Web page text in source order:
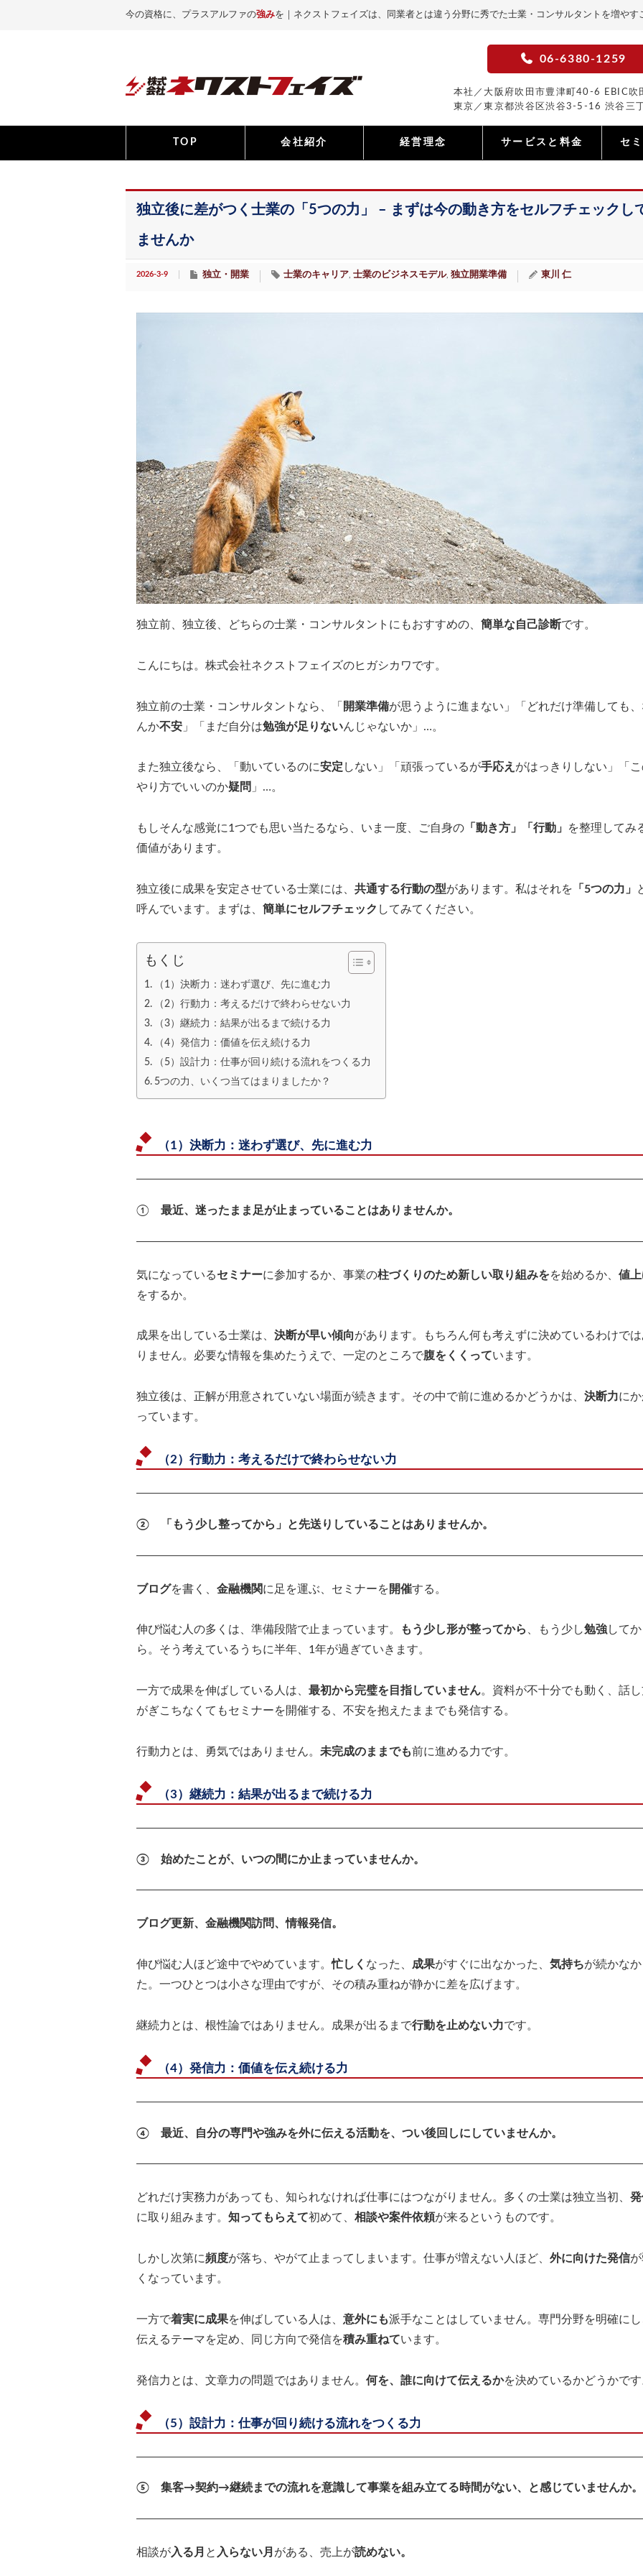
今の資格に、プラスアルファの強みを｜ネクストフェイズは、同業者とは違う分野に秀でた士業・コンサルタントを増や
06-6380-1259
本社／大阪府吹田市豊津町40-6 EBIC吹
東京／東京都渋谷区渋谷3-5-16 渋谷三
TOP 会社紹介 経営理念 サービスと料金 セ
独立後に差がつく士業の「5つの力」 – まずは今の動き方をセルフチェックし
ませんか
2026-3-9 独立・開業 士業のキャリア 士業のビジネスモデル, 独立開業準備 東川 仁
独立前、独立後、どちらの士業・コンサルタントにもおすすめの、 簡単な自己診断です。
こんにちは。株式会社ネクストフェイズのヒガシカワです。
独立前の士業・コンサルタントなら、「 開業準備が思うように進まない」「どれだけ準備しても
んか不安 」「まだ自分は勉強が足りないんじゃないか」…。
また独立後なら、「動いているのに安定 しない」「頑張っているが手応え がはっきりしない」「
やり方でいいのか疑問 」…。
もしそんな感覚に1つでも思い当たるなら、いま一度、ご自身の 「動き方」「行動」
を整理してみ
価値があります。
独立後に成果を安定させている士業には、 共通する行動の型があります。私はそれを 「5つの力」
呼んでいます。まずは、 簡単にセルフチェック してみてください。
もくじ
（1）決断力：迷わず選び、先に進む力
（2）行動力：考えるだけで終わらせない力
（3）継続力：結果が出るまで続ける力
（4）発信力：価値を伝え続ける力
（5）設計力：仕事が回り続ける流れをつくる力
5つの力、いくつ当てはまりましたか？
（1）決断力：迷わず選び、先に進む力
① 最近、迷ったまま足が止まっていることはありませんか。
気になっているセミナーに参加するか、事業の柱づくりのため新しい取り組みをを始めるか、 値
をするか。
成果を出している士業は、 決断が早い傾向があります。もちろん何も考えずに決めているわけで
りません。必要な情報を集めたうえで、一定のところで腹をくくっています。
独立後は、正解が用意されていない場面が続きます。その中で前に進めるかどうかは、 決断力に
っています。
（2）行動力：考えるだけで終わらせない力
② 「もう少し整ってから」と先送りしていることはありませんか。
ブログを書く、 金融機関に足を運ぶ、セミナーを開催する。
伸び悩む人の多くは、準備段階で止まっています。 もう少し形が整ってから 、もう少し勉強してか
ら。そう考えているうちに半年、1年が過ぎていきます。
一方で成果を伸ばしている人は、 最初から完璧を目指していません。資料が不十分でも動く、話
がぎこちなくてもセミナーを開催する、不安を抱えたままでも発信する。
行動力とは、勇気ではありません。 未完成のままでも前に進める力です。
（3）継続力：結果が出るまで続ける力
③ 始めたことが、いつの間にか止まっていませんか。
ブログ更新、金融機関訪問、情報発信。
伸び悩む人ほど途中でやめています。忙しく なった、 成果がすぐに出なかった、 気持ちが続かな
た。一つひとつは小さな理由ですが、その積み重ねが静かに差を広げます。
継続力とは、根性論ではありません。成果が出るまで行動を止めない力です。
（4）発信力：価値を伝え続ける力
④ 最近、自分の専門や強みを外に伝える活動を、つい後回しにしていませんか。
どれだけ実務力があっても、知られなければ仕事にはつながりません。多くの士業は独立当初、
に取り組みます。 知ってもらえて初めて、 相談や案件依頼が来るというものです。
しかし次第に頻度が落ち、やがて止まってしまいます。仕事が増えない人ほど、 外に向けた発信
くなっています。
一方で着実に成果を伸ばしている人は、 意外にも派手なことはしていません。専門分野を明確に
伝えるテーマを定め、同じ方向で発信を積み重ねています。
発信力とは、文章力の問題ではありません。 何を、誰に向けて伝えるかを決めているかどうかで
（5）設計力：仕事が回り続ける流れをつくる力
⑤ 集客→契約→継続までの流れを意識して事業を組み立てる時間がない、と感じていませんか。
相談が入る月 と 入らない月 がある、売上が読めない。